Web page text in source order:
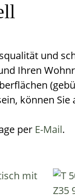
und
Ihren
können Sie
per E-Mail.